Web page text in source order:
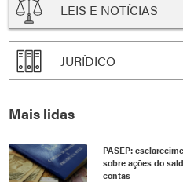
LEIS E NOTÍCIAS
JURÍDICO
Mais lidas
PASEP:
sobre ações do
contas